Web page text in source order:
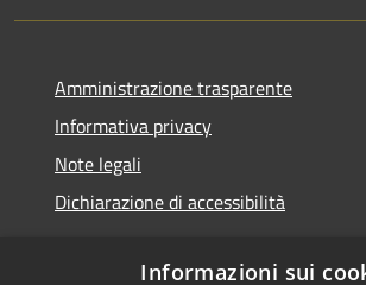
Amministrazione trasparente
Informativa privacy
Note legali
Dichiarazione di accessibilità
Informazioni sui